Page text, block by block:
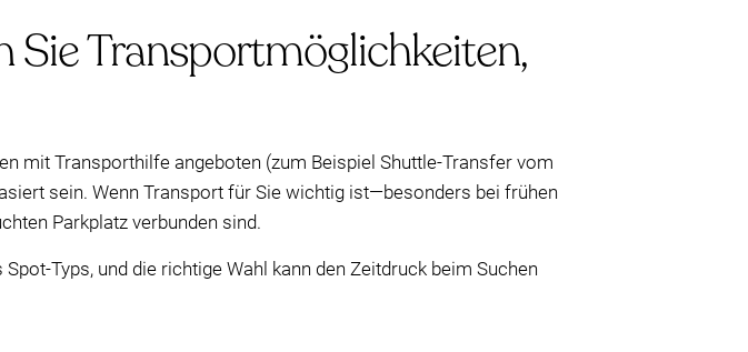
Sie Transportmöglichkeiten,
mit Transporthilfe angeboten (zum Beispiel Shuttle-Transfer vom
sein. Wenn Transport für Sie wichtig ist—besonders bei frühen
Parkplatz verbunden sind.
Typs, und die richtige Wahl kann den Zeitdruck beim Suchen